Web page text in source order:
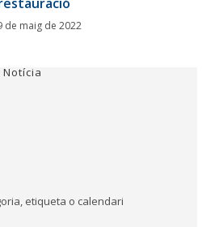
de maig de 2022
etiqueta o calendari